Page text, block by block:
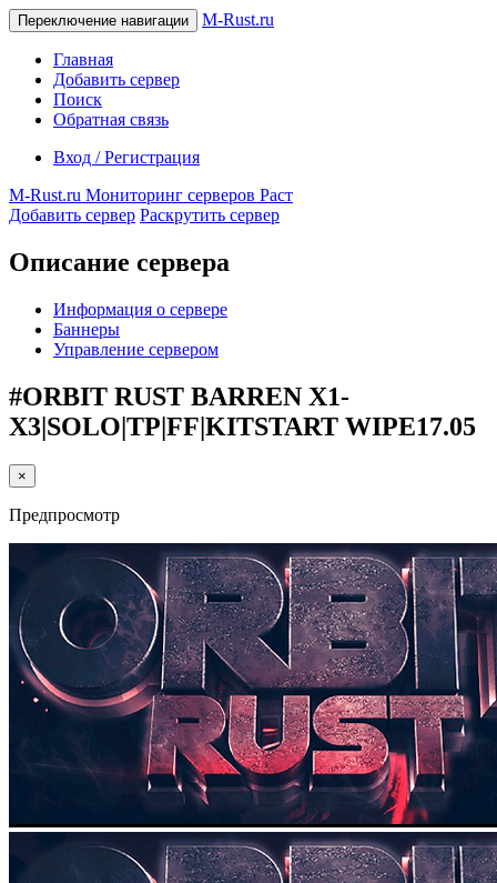
Переключение навигации M-Rust.ru
Главная
Добавить сервер
Поиск
Обратная связь
Вход / Регистрация
M-Rust.ru Мониторинг серверов Раст
Добавить сервер Раскрутить сервер
Описание сервера
Информация о сервере
Баннеры
Управление сервером
#ORBIT RUST BARREN X1-
X3|SOLO|TP|FF|KITSTART WIPE17.05
×
Предпросмотр